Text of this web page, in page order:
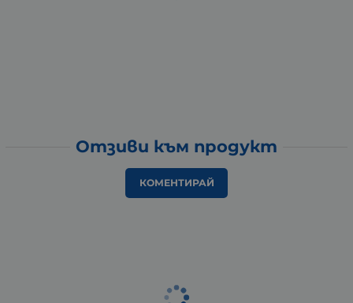
Отзиви към продукт
КОМЕНТИРАЙ